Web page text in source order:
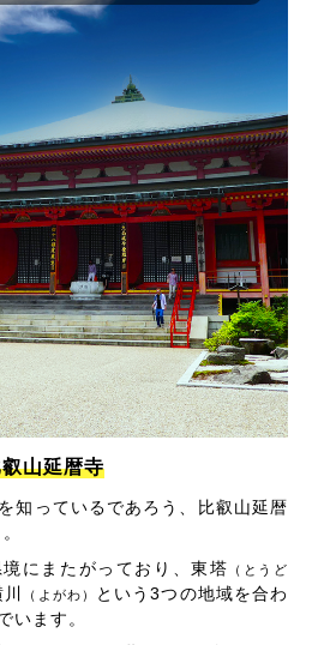
山延暦寺
知っているであろう、比叡山延暦
。
にまたがっており、東塔
（とうど
（よがわ）
という3つの地域を合わ
います。